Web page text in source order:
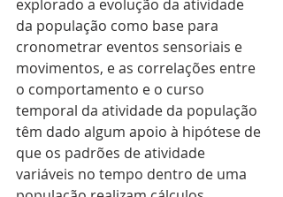
explorado a evolução da atividade
da população como base para
cronometrar eventos sensoriais e
movimentos, e as correlações entre
o comportamento e o curso
temporal da atividade da população
têm dado algum apoio à hipótese de
que os padrões de atividade
variáveis no tempo dentro de uma